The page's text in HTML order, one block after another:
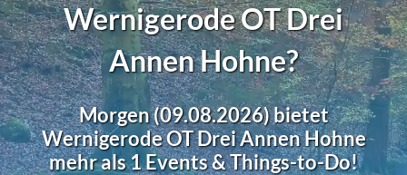
Wernigerode OT Drei
Annen Hohne?
Morgen (09.08.2026) bietet
Wernigerode OT Drei Annen Hohne
mehr als 1 Events & Things-to-Do!